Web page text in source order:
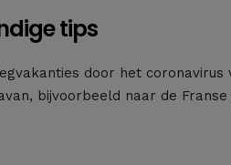
tips
door het coronavirus
bijvoorbeeld naar de